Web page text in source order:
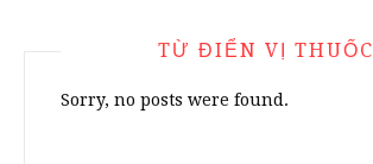
TỪ ĐIỂN VỊ THUỐC
Sorry, no posts were found.